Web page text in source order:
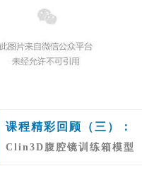
课程精彩回顾（三）：
Clin3D腹腔镜训练箱模型